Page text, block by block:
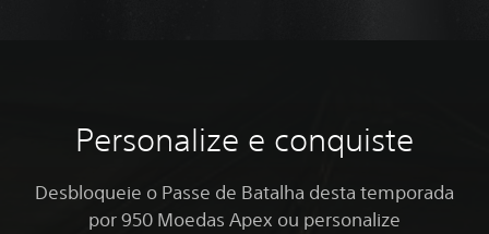
Personalize e conquiste
Desbloqueie o Passe de Batalha desta temporada
por 950 Moedas Apex ou personalize